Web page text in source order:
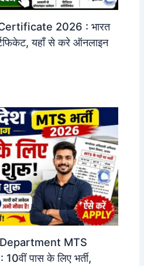
2026 : भारत
यहाँ से करे ऑनलाइन
MTS
पास के लिए भर्ती,